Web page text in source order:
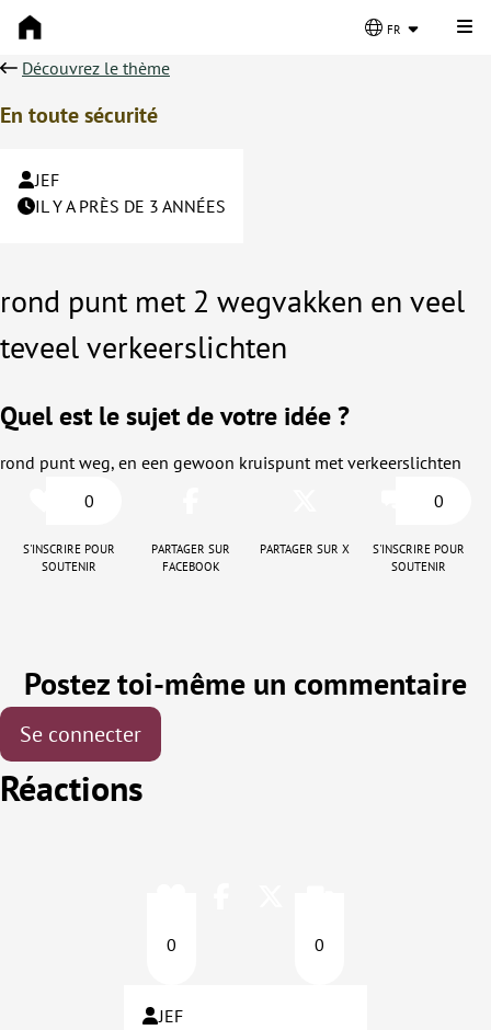
fr
Découvrez le thème
En toute sécurité
JEF
IL Y A PRÈS DE 3 ANNÉES
rond punt met 2 wegvakken en veel
teveel verkeerslichten
Quel est le sujet de votre idée ?
rond punt weg, en een gewoon kruispunt met verkeerslichten
0
S'inscrire pour
soutenir
Partager sur
Facebook
Partager sur X
0
S'inscrire pour
soutenir
Postez toi-même un commentaire
Se connecter
Réactions
0 0
JEF